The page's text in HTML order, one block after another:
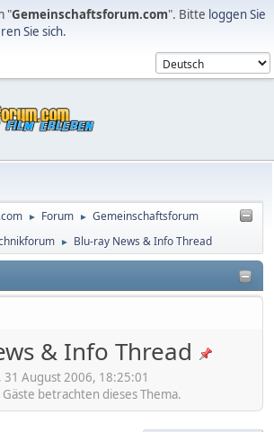
"Gemeinschaftsforum.com". Bitte loggen Sie
Sie sich.
► Forum ► Gemeinschaftsforum
► Blu-ray News & Info Thread
& Info Thread
August 2006, 18:25:01
betrachten dieses Thema.